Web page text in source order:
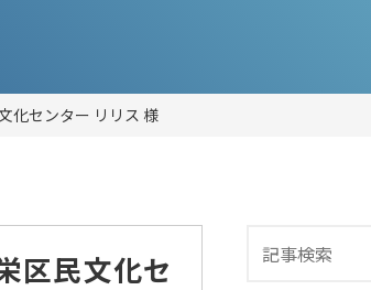
化センター リリス 様
区民文化セ